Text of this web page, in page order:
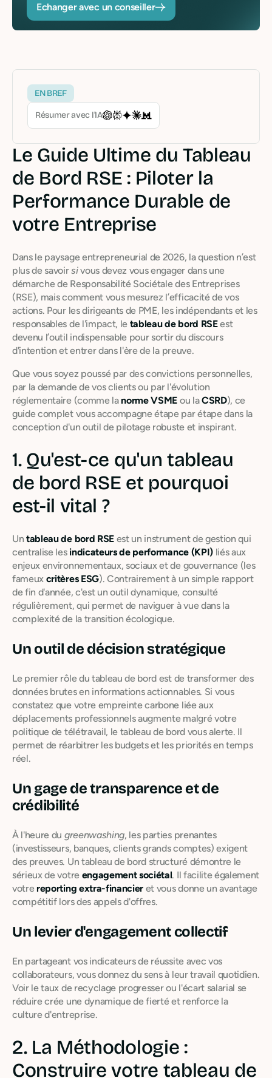
Echanger avec un conseiller
EN BREF
Résumer avec l’IA
Le Guide Ultime du Tableau
de Bord RSE : Piloter la
Performance Durable de
votre Entreprise
Dans le paysage entrepreneurial de 2026, la question n’est
plus de savoirsivous devez vous engager dans une
démarche de Responsabilité Sociétale des Entreprises
(RSE), mais comment vous mesurez l’efficacité de vos
actions. Pour les dirigeants de PME, les indépendants et les
responsables de l'impact, le tableau de bord RSEest
devenu l’outil indispensable pour sortir du discours
d'intention et entrer dans l'ère de la preuve.
Que vous soyez poussé par des convictions personnelles,
par la demande de vos clients ou par l'évolution
réglementaire (comme lanorme VSME ou laCSRD), ce
guide complet vous accompagne étape par étape dans la
conception d'un outil de pilotage robuste et inspirant.
1. Qu'est-ce qu'un tableau
de bord RSE et pourquoi
est-il vital ?
Untableau de bord RSEest un instrument de gestion qui
centralise les indicateurs de performance (KPI)liés aux
enjeux environnementaux, sociaux et de gouvernance (les
fameux critères ESG). Contrairement à un simple rapport
de fin d'année, c'est un outil dynamique, consulté
régulièrement, qui permet de naviguer à vue dans la
complexité de la transition écologique.
Un outil de décision stratégique
Le premier rôle du tableau de bord est de transformer des
données brutes en informations actionnables. Si vous
constatez que votre empreinte carbone liée aux
déplacements professionnels augmente malgré votre
politique de télétravail, le tableau de bord vous alerte. Il
permet de réarbitrer les budgets et les priorités en temps
réel.
Un gage de transparence et de
crédibilité
À l'heure du greenwashing, les parties prenantes
(investisseurs, banques, clients grands comptes) exigent
des preuves. Un tableau de bord structuré démontre le
sérieux de votre engagement sociétal. Il facilite également
votrereporting extra-financier et vous donne un avantage
compétitif lors des appels d'offres.
Un levier d'engagement collectif
En partageant vos indicateurs de réussite avec vos
collaborateurs, vous donnez du sens à leur travail quotidien.
Voir le taux de recyclage progresser ou l'écart salarial se
réduire crée une dynamique de fierté et renforce la
culture d'entreprise.
2. La Méthodologie :
Construire votre tableau de